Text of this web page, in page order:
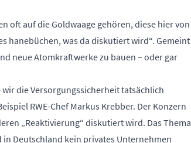
oft auf die Goldwaage gehören, diese hier von
hanebüchen, was da diskutiert wird“. Gemeint
neue Atomkraftwerke zu bauen – oder gar
die Versorgungssicherheit tatsächlich
RWE-Chef Markus Krebber. Der Konzern
„Reaktivierung“ diskutiert wird. Das Thema
Deutschland kein privates Unternehmen